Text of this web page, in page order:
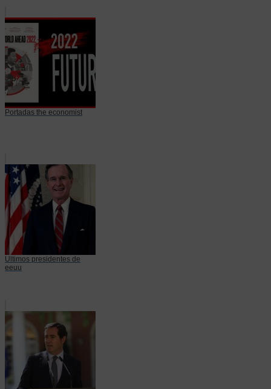
Portadas the economist
Ultimos presidentes de
eeuu